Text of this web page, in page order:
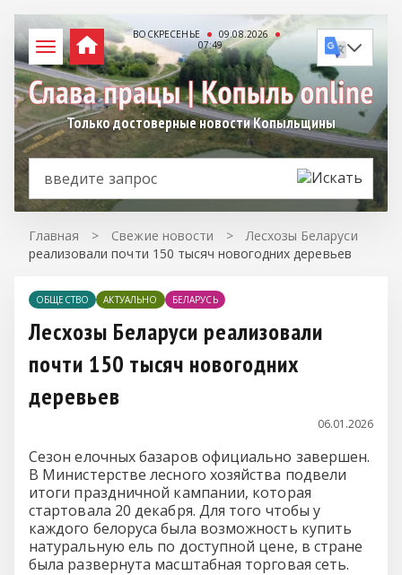
ВОСКРЕСЕНЬЕ
09.08.2026
07:49
Только достоверные новости Копыльщины
Главная > Свежие новости >
Лесхозы Беларуси
реализовали почти 150 тысяч новогодних деревьев
ОБЩЕСТВО АКТУАЛЬНО БЕЛАРУСЬ
Лесхозы Беларуси реализовали
почти 150 тысяч новогодних
деревьев
06.01.2026
Сезон елочных базаров официально завершен.
В Министерстве лесного хозяйства подвели
итоги праздничной кампании, которая
стартовала 20 декабря. Для того чтобы у
каждого белоруса была возможность купить
натуральную ель по доступной цене, в стране
была развернута масштабная торговая сеть.